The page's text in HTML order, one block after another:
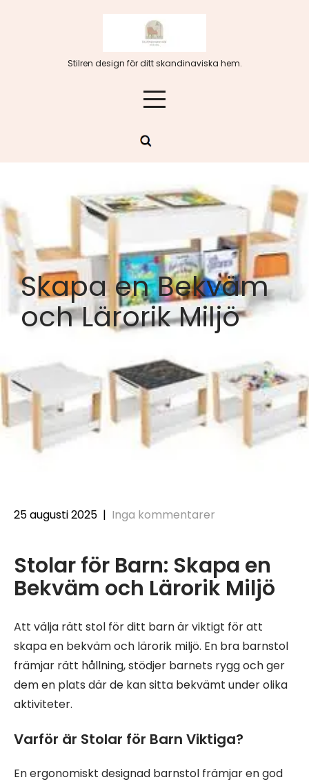
Stilren design för ditt skandinaviska hem.
Skapa en Bekväm
och Lärorik Miljö
25 augusti 2025 | Inga kommentarer
Stolar för Barn: Skapa en
Bekväm och Lärorik Miljö
Att välja rätt stol för ditt barn är viktigt för att
skapa en bekväm och lärorik miljö. En bra barnstol
främjar rätt hållning, stödjer barnets rygg och ger
dem en plats där de kan sitta bekvämt under olika
aktiviteter.
Varför är Stolar för Barn Viktiga?
En ergonomiskt designad barnstol främjar en god